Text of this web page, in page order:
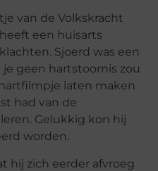
van de Volkskracht
een huisarts
Sjoerd was een
geen hartstoornis zou
laten maken
had van de
Gelukkig kon hij
worden.
hij zich eerder afvroeg